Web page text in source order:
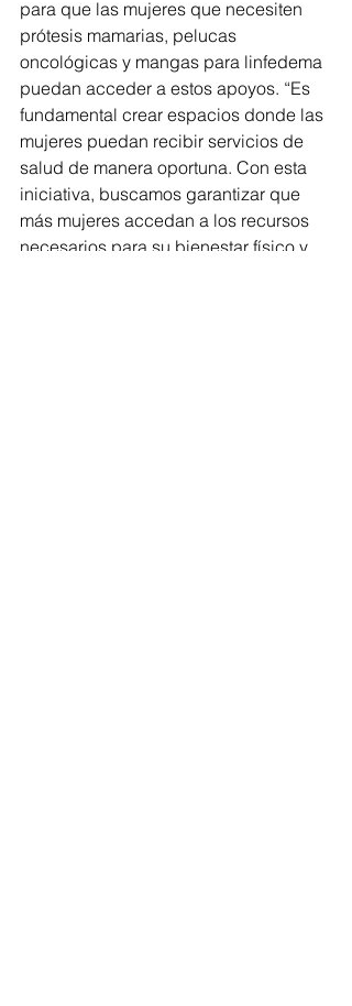
para que las mujeres que necesiten
prótesis mamarias, pelucas
oncológicas y mangas para linfedema
puedan acceder a estos apoyos. “Es
fundamental crear espacios donde las
mujeres puedan recibir servicios de
salud de manera oportuna. Con esta
iniciativa, buscamos garantizar que
más mujeres accedan a los recursos
necesarios para su bienestar físico y